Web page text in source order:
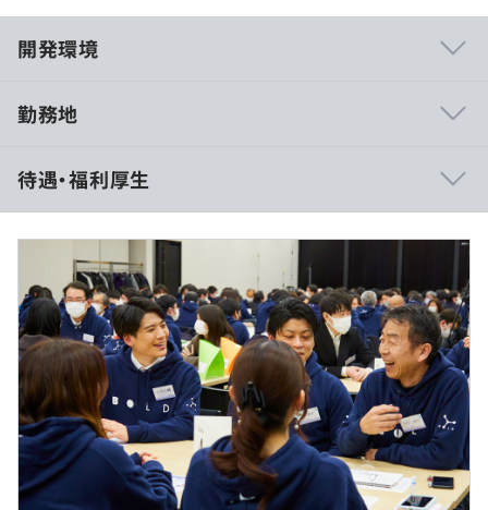
開発環境
・​弊社はなんと9​0％以上​のエンジニアが​オンプレ​の経験
のみ​から​！
クラウド（AWS​、Azure​）案件​が増えてきた昨今、資格取
得などから着実にステップアップできます。
・​商流の浅い案件で​エンドユーザーと​直接​折衝もあり、よ
り上流へのスキルアップも可能​です​！
・今後もクラウド案件などの案件に集約し、市場価値の高
いエンジニアへスキルアップできる環境作りをしていきま
す！
それ以外でも、あなたの”なりたい姿”を叶えるための案件
を用意！志向やご希望をしっかりと認識合わせし、案件を
選定していきます！
勤務地
待遇・福利厚生
■賃金形態：月給制
■賃金の決定方法：当社規定により決定いたします
■月給：330,000円～540,000円(以下一律手当を含む)
基本給：298,900円～508,900円
固定残業手当：31,100円～31,100円（固定残業時間20時
間0分/月）
※超過した時間外労働の残業手当は追加支給